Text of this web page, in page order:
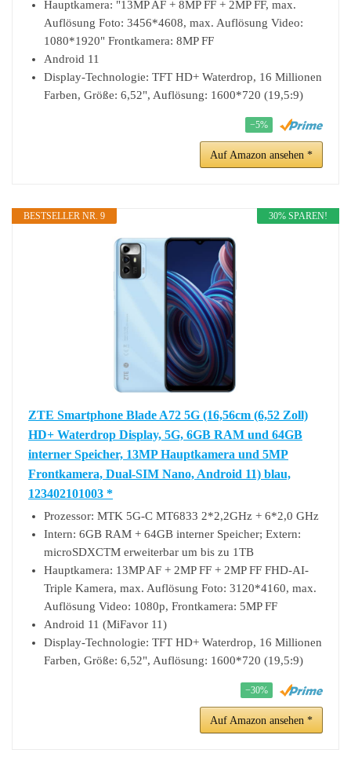
Hauptkamera: "13MP AF + 8MP FF + 2MP FF, max.
Auflösung Foto: 3456*4608, max. Auflösung Video:
1080*1920" Frontkamera: 8MP FF
Android 11
Display-Technologie: TFT HD+ Waterdrop, 16 Millionen
Farben, Größe: 6,52", Auflösung: 1600*720 (19,5:9)
−5%
Auf Amazon ansehen *
30% SPAREN!
BESTSELLER NR. 9
ZTE Smartphone Blade A72 5G (16,56cm (6,52 Zoll)
HD+ Waterdrop Display, 5G, 6GB RAM und 64GB
interner Speicher, 13MP Hauptkamera und 5MP
Frontkamera, Dual-SIM Nano, Android 11) blau,
123402101003 *
Prozessor: MTK 5G-C MT6833 2*2,2GHz + 6*2,0 GHz
Intern: 6GB RAM + 64GB interner Speicher; Extern:
microSDXCTM erweiterbar um bis zu 1TB
Hauptkamera: 13MP AF + 2MP FF + 2MP FF FHD-AI-
Triple Kamera, max. Auflösung Foto: 3120*4160, max.
Auflösung Video: 1080p, Frontkamera: 5MP FF
Android 11 (MiFavor 11)
Display-Technologie: TFT HD+ Waterdrop, 16 Millionen
Farben, Größe: 6,52", Auflösung: 1600*720 (19,5:9)
−30%
Auf Amazon ansehen *